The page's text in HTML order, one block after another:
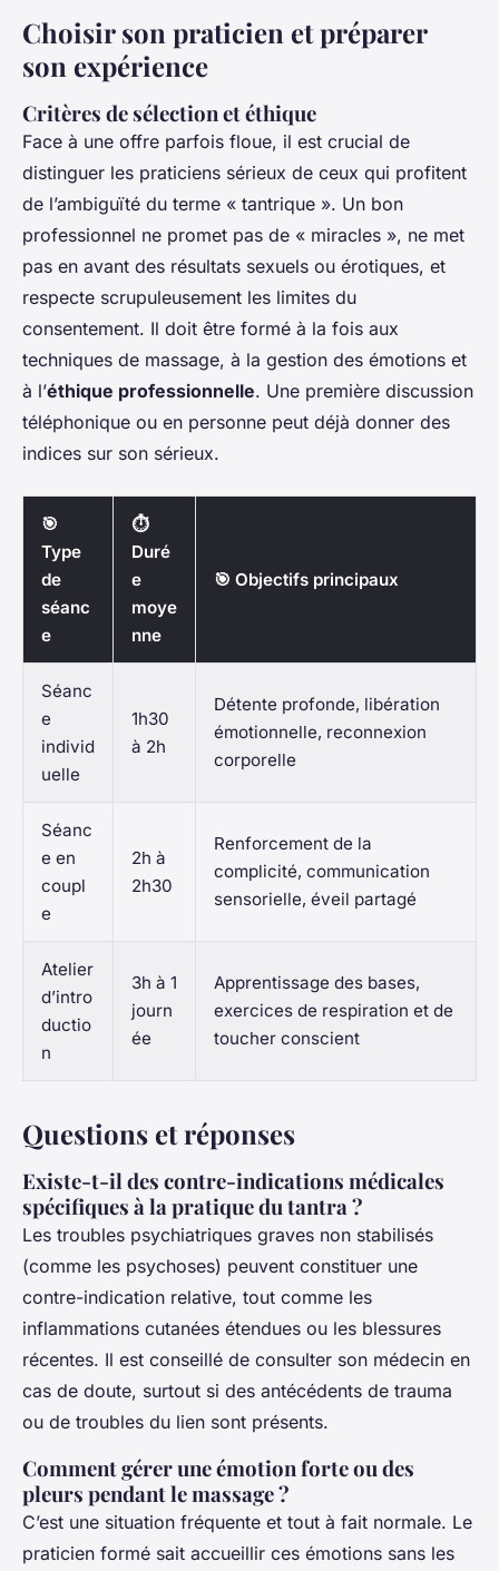
Choisir son praticien et préparer
son expérience
Critères de sélection et éthique
Face à une offre parfois floue, il est crucial de
distinguer les praticiens sérieux de ceux qui profitent
de l’ambiguïté du terme « tantrique ». Un bon
professionnel ne promet pas de « miracles », ne met
pas en avant des résultats sexuels ou érotiques, et
respecte scrupuleusement les limites du
consentement. Il doit être formé à la fois aux
techniques de massage, à la gestion des émotions et
à l’éthique professionnelle. Une première discussion
téléphonique ou en personne peut déjà donner des
indices sur son sérieux.
🎯
Type
de
séanc
e
⏱️
Duré
e
moye
nne
🎯 Objectifs principaux
Séanc
e
individ
uelle
1h30
à 2h
Détente profonde, libération
émotionnelle, reconnexion
corporelle
Séanc
e en
coupl
e
2h à
2h30
Renforcement de la
complicité, communication
sensorielle, éveil partagé
Atelier
d’intro
ductio
n
3h à 1
journ
ée
Apprentissage des bases,
exercices de respiration et de
toucher conscient
Questions et réponses
Existe-t-il des contre-indications médicales
spécifiques à la pratique du tantra ?
Les troubles psychiatriques graves non stabilisés
(comme les psychoses) peuvent constituer une
contre-indication relative, tout comme les
inflammations cutanées étendues ou les blessures
récentes. Il est conseillé de consulter son médecin en
cas de doute, surtout si des antécédents de trauma
ou de troubles du lien sont présents.
Comment gérer une émotion forte ou des
pleurs pendant le massage ?
C’est une situation fréquente et tout à fait normale. Le
praticien formé sait accueillir ces émotions sans les